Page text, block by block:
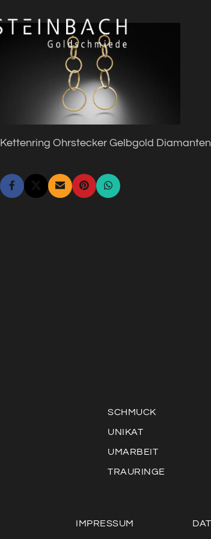
Kettenring Ohrstecker Gelbgold
SCHMUCK
UNIKAT
UMARBEIT
TRAURINGE
IMPRESSUM